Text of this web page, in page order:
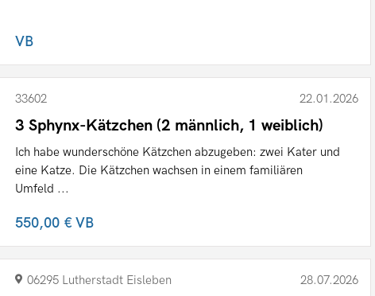
VB
33602 22.01.2026
3 Sphynx-Kätzchen (2 männlich, 1 weiblich)
Ich habe wunderschöne Kätzchen abzugeben: zwei Kater und
eine Katze. Die Kätzchen wachsen in einem familiären
Umfeld ...
550,00 €VB
06295 Lutherstadt Eisleben 28.07.2026